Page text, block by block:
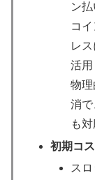
ン
コ
レ
活用
物
消
も
初期コ
ス